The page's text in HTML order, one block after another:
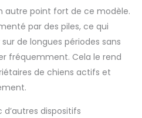
autre point fort de ce modèle.
par des piles, ce qui
de longues périodes sans
fréquemment. Cela le rend
de chiens actifs et
dispositifs